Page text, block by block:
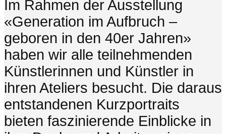
Im Rahmen der Ausstellung
«Generation im Aufbruch –
geboren in den 40er Jahren»
haben wir alle teilnehmenden
Künstlerinnen und Künstler in
ihren Ateliers besucht. Die daraus
entstandenen Kurzportraits
bieten faszinierende Einblicke in